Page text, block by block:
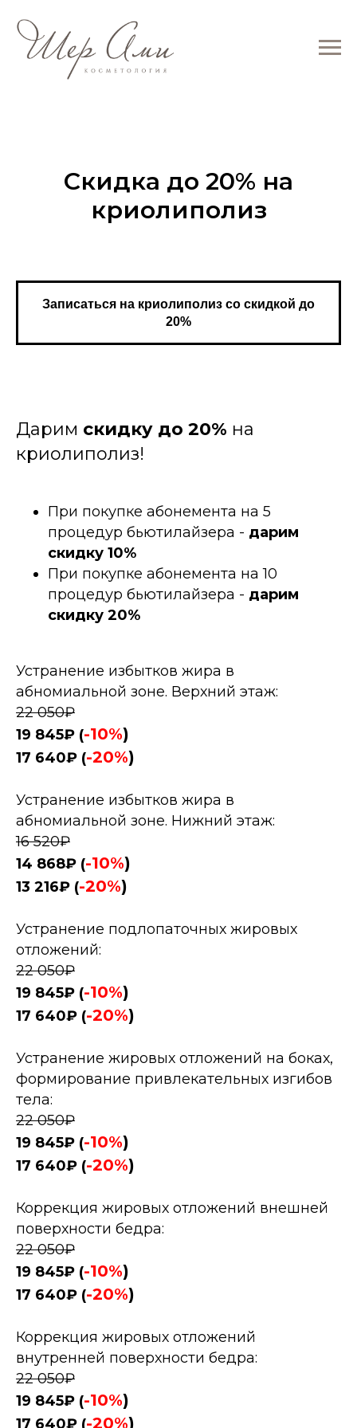
Скидка до 20% на
криолиполиз
Записаться на криолиполиз со скидкой до
20%
Дарим скидку до 20% на
криолиполиз!
При покупке абонемента на 5
процедур бьютилайзера - дарим
скидку 10%
При покупке абонемента на 10
процедур бьютилайзера - дарим
скидку 20%
Устранение избытков жира в
абномиальной зоне. Верхний этаж:
22 050₽
19 845₽ (-10%)
17 640₽ (-20%)
Устранение избытков жира в
абномиальной зоне. Нижний этаж:
16 520₽
14 868₽ (-10%)
13 216₽ (-20%)
Устранение подлопаточных жировых
отложений:
22 050₽
19 845₽ (-10%)
17 640₽ (-20%)
Устранение жировых отложений на боках,
формирование привлекательных изгибов
тела:
22 050₽
19 845₽ (-10%)
17 640₽ (-20%)
Коррекция жировых отложений внешней
поверхности бедра:
22 050₽
19 845₽ (-10%)
17 640₽ (-20%)
Коррекция жировых отложений
внутренней поверхности бедра:
22 050₽
19 845₽ (-10%)
17 640₽ (-20%)